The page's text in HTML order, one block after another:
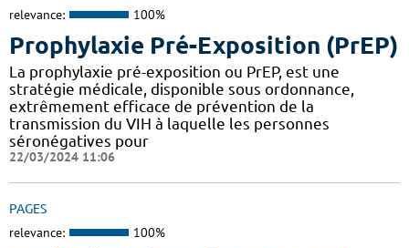
relevance: 100%
Prophylaxie Pré-Exposition (PrEP)
La prophylaxie pré-exposition ou PrEP, est une
stratégie médicale, disponible sous ordonnance,
extrêmement efficace de prévention de la
transmission du VIH à laquelle les personnes
séronégatives pour
22/03/2024 11:06
PAGES
relevance: 100%